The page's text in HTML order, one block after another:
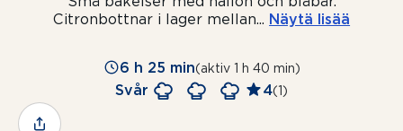
Citronbottnar i lager mellan... Näytä lisää
6 h 25 min(aktiv 1 h 40 min)
Svår 4(1)